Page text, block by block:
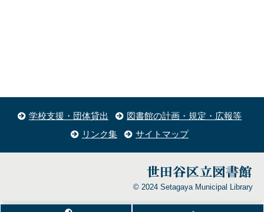
学校支援・団体貸出
図書館の計画・規定・広報等
リンク集
サイトマップ
© 2024 Setagaya Municipal Library